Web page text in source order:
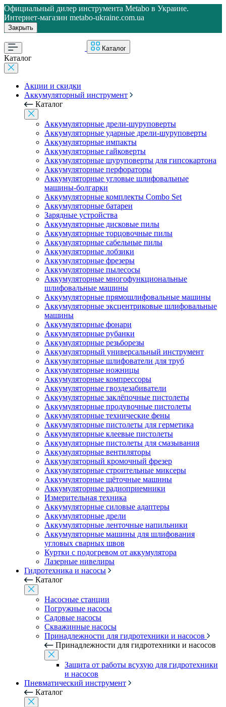
Официальный дилер инструмента Metabo в Украине.
Интернет-магазин metabo-ukraine.com.ua
Закрыть
Каталог
Каталог
Акции и скидки
Аккумуляторный инструмент
Каталог
Аккумуляторные дрели-шуруповерты
Аккумуляторные ударные дрели-шуруповерты
Аккумуляторные импакты
Аккумуляторные гайковерты
Аккумуляторные шуруповерты для гипсокартона
Аккумуляторные перфораторы
Аккумуляторные угловые шлифовальные
машины-болгарки
Аккумуляторные комплекты Combo Set
Аккумуляторные батареи
Зарядные устройства
Аккумуляторные дисковые пилы
Аккумуляторные торцовочные пилы
Аккумуляторные сабельные пилы
Аккумуляторные лобзики
Аккумуляторные фрезеры
Аккумуляторные пылесосы
Аккумуляторные многофункциональные
шлифовальные машины
Аккумуляторные прямошлифовальные машины
Аккумуляторные эксцентриковые шлифовальные
машины
Аккумуляторные фонари
Аккумуляторные рубанки
Аккумуляторные резьборезы
Аккумуляторный универсальный инструмент
Аккумуляторные шлифователи для труб
Аккумуляторные ножницы
Аккумуляторные компрессоры
Аккумуляторные гвоздезабиватели
Аккумуляторные заклёпочные пистолеты
Аккумуляторные продувочные пистолеты
Аккумуляторные технические фены
Аккумуляторные пистолеты для герметика
Аккумуляторные клеевые пистолеты
Аккумуляторные пистолеты для смазывания
Аккумуляторные вентиляторы
Аккумуляторный кромочный фрезер
Аккумуляторные строительные миксеры
Аккумуляторные щёточные машины
Аккумуляторные радиоприемники
Измерительная техника
Аккумуляторные силовые адаптеры
Аккумуляторные дрели
Аккумуляторные ленточные напильники
Аккумуляторные машины для шлифования
угловых сварных швов
Куртки с подогревом от аккумулятора
Лазерные нивелиры
Гидротехника и насосы
Каталог
Насосные станции
Погружные насосы
Садовые насосы
Скважинные насосы
Принадлежности для гидротехники и насосов
Принадлежности для гидротехники и насосов
Защита от работы всухую для гидротехники
и насосов
Пневматический инструмент
Каталог